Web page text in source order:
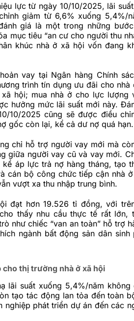
lực từ ngày 10/10/2025, lãi
giảm từ 6,6% xuống 5,4%/
giá là một trong những
mục tiêu “an cư cho người thu
khúc nhà ở xã hội vốn đang
vay tại Ngân hàng Chính
trình tín dụng ưu đãi cho nhà
hội; mua nhà ở cho lực lượng
hưởng mức lãi suất mới này.
10/2025 cũng sẽ được điều
gốc còn lại, kể cả dư nợ quá hạn.
chỉ hỗ trợ người vay mới mà
giữa người vay cũ và vay mới.
áp lực trả nợ hàng tháng, tạo
cán bộ công chức tiếp cận nhà
vượt xa thu nhập trung bình.
đạt hơn 19.526 tỉ đồng, với
thấy nhu cầu thực tế rất lớn,
như chiếc “van an toàn” hỗ trợ
ngành bất động sản dân sinh
cho thị trường nhà ở xã hội
lãi suất xuống 5,4%/năm không
tạo tác động lan tỏa đến toàn
phát triển dự án đến các